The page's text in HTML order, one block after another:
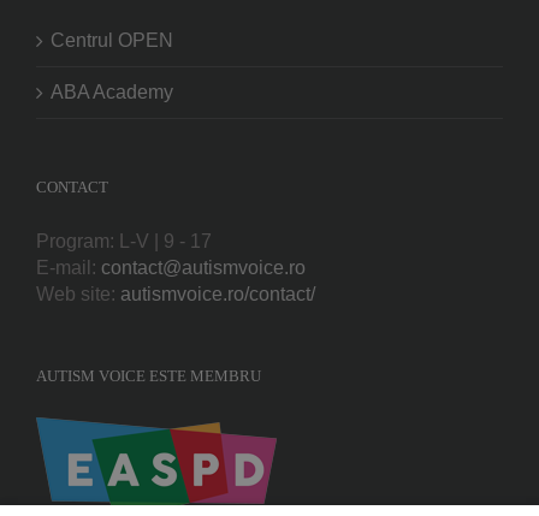
Centrul OPEN
ABA Academy
CONTACT
Program: L-V | 9 - 17
E-mail: contact@autismvoice.ro
Web site: autismvoice.ro/contact/
AUTISM VOICE ESTE MEMBRU